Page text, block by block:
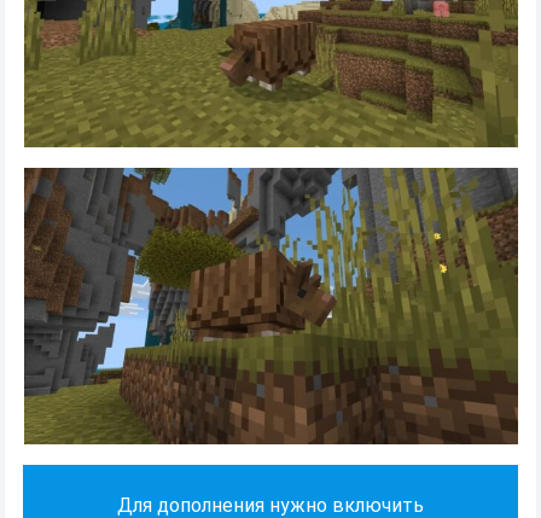
Для дополнения нужно включить